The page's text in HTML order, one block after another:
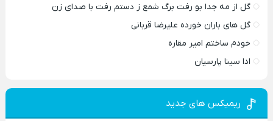
گل از مه جدا بو رفت برگ شمع ز دستم رفت با صدای زن
گل های باران خورده علیرضا قربانی
خودم ساختم امیر مقاره
ادا سینا پارسیان
ریمیکس های جدید